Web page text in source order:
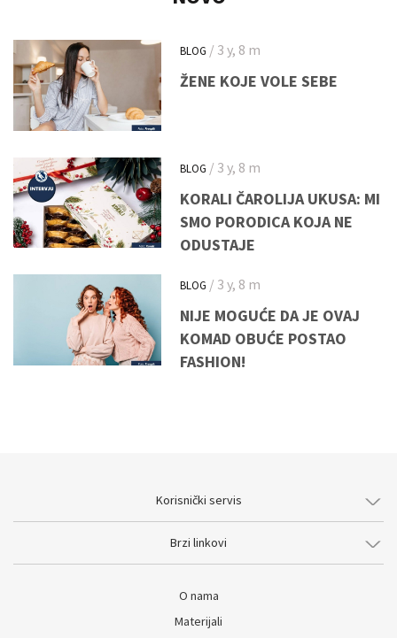
BLOG / 3 y, 8 m
ŽENE KOJE VOLE SEBE
BLOG / 3 y, 8 m
KORALI ČAROLIJA UKUSA: MI
SMO PORODICA KOJA NE
ODUSTAJE
BLOG / 3 y, 8 m
NIJE MOGUĆE DA JE OVAJ
KOMAD OBUĆE POSTAO
FASHION!
Korisnički servis
Brzi linkovi
O nama
Materijali